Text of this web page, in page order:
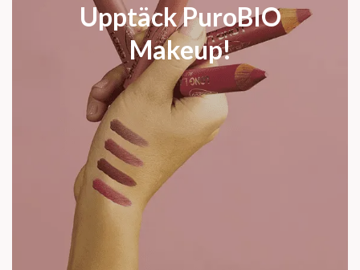
Upptäck PuroBIO
Makeup!